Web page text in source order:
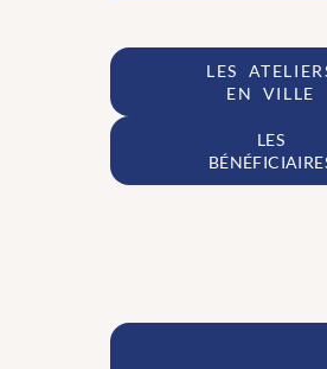
LES
EN VILLE
LES